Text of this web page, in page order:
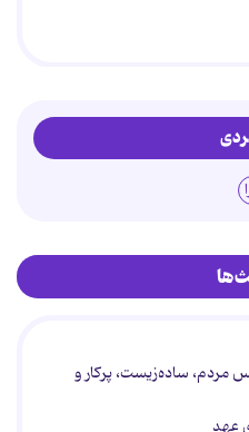
مردم، ساده‌زیست، پرکار و
عهد